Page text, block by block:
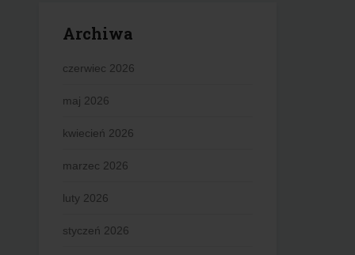
Archiwa
czerwiec 2026
maj 2026
kwiecień 2026
marzec 2026
luty 2026
styczeń 2026